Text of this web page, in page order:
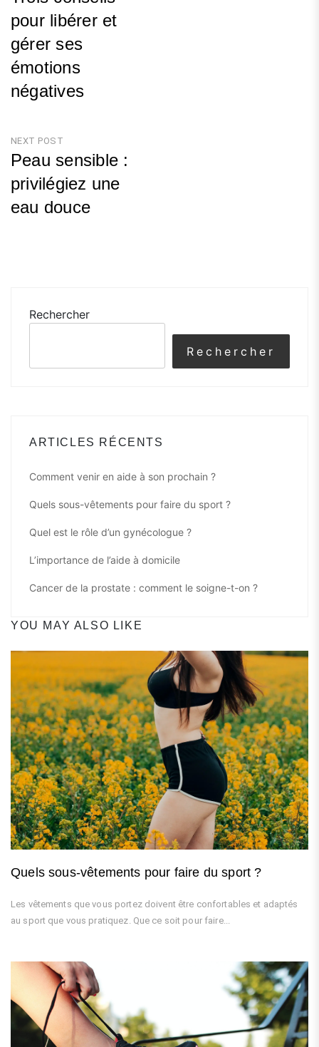
de
l’article
pour libérer et
gérer ses
émotions
négatives
NEXT POST
Peau sensible :
privilégiez une
eau douce
Rechercher
Rechercher
ARTICLES RÉCENTS
Comment venir en aide à son prochain ?
Quels sous-vêtements pour faire du sport ?
Quel est le rôle d’un gynécologue ?
L’importance de l’aide à domicile
Cancer de la prostate : comment le soigne-t-on ?
YOU MAY ALSO LIKE
Quels sous-vêtements pour faire du sport ?
Les vêtements que vous portez doivent être confortables et adaptés
au sport que vous pratiquez. Que ce soit pour faire...